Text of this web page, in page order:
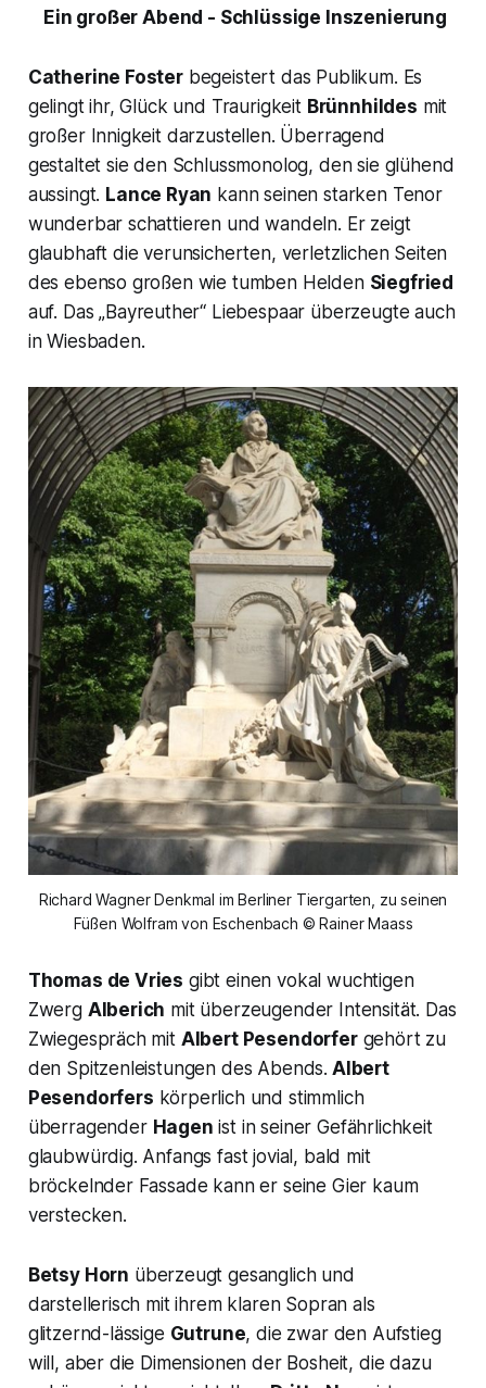
Ein großer Abend - Schlüssige Inszenierung
Catherine Fosterbegeistert das Publikum. Es
gelingt ihr, Glück und Traurigkeit Brünnhildes mit
großer Innigkeit darzustellen. Überragend
gestaltet sie den Schlussmonolog, den sie glühend
aussingt. Lance Ryan kann seinen starken Tenor
wunderbar schattieren und wandeln. Er zeigt
glaubhaft die verunsicherten, verletzlichen Seiten
des ebenso großen wie tumben Helden Siegfried
auf. Das„Bayreuther“ Liebespaar überzeugte auch
in Wiesbaden.
Richard Wagner Denkmal im Berliner Tiergarten, zu seinen
Füßen Wolfram von Eschenbach © Rainer Maass
Thomas de Vries gibt einen vokal wuchtigen
Zwerg Alberich mit überzeugender Intensität. Das
Zwiegespräch mit Albert Pesendorfergehört zu
den Spitzenleistungen des Abends. Albert
Pesendorfers körperlich und stimmlich
überragender Hagen ist in seiner Gefährlichkeit
glaubwürdig. Anfangs fast jovial, bald mit
bröckelnder Fassade kann er seine Gier kaum
verstecken.
Betsy Horn überzeugt gesanglich und
darstellerisch mit ihrem klaren Sopran als
glitzernd-lässige Gutrune, die zwar den Aufstieg
will, aber die Dimensionen der Bosheit, die dazu